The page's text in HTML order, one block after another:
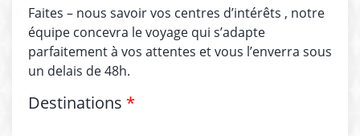
Faites – nous savoir vos centres d’intérêts , notre
équipe concevra le voyage qui s’adapte
parfaitement à vos attentes et vous l’enverra sous
un delais de 48h.
Destinations *